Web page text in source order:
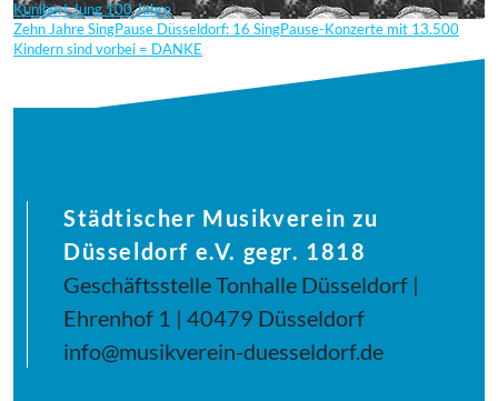
Kunibert Jung 100 Jahre
Zehn Jahre SingPause Düsseldorf: 16 SingPause-Konzerte mit 13.500
Kindern sind vorbei = DANKE
Städtischer Musikverein zu
Düsseldorf e.V. gegr. 1818
Geschäftsstelle Tonhalle Düsseldorf |
Ehrenhof 1 | 40479 Düsseldorf
info@musikverein-duesseldorf.de